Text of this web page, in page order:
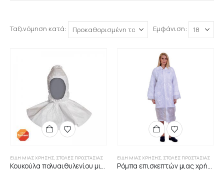
Ταξινόμηση κατά: Εμφάνιση:
ΕΊΔΗ ΜΙΑΣ ΧΡΉΣΗΣ ΣΤΟΛΈΣ ΠΡΟΣΤΑΣΊΑΣ ΕΊΔΗ ΜΙΑΣ ΧΡΉΣΗΣ ΣΤΟΛΈΣ ΠΡΟΣΤΑΣΊΑΣ